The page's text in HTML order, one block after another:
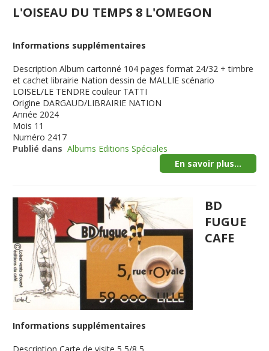
L'OISEAU DU TEMPS 8 L'OMEGON
Informations supplémentaires
Description Album cartonné 104 pages format 24/32 + timbre
et cachet librairie Nation dessin de MALLIE scénario
LOISEL/LE TENDRE couleur TATTI
Origine DARGAUD/LIBRAIRIE NATION
Année 2024
Mois 11
Numéro 2417
Publié dans Albums Editions Spéciales
En savoir plus...
BD
FUGUE
CAFE
Informations supplémentaires